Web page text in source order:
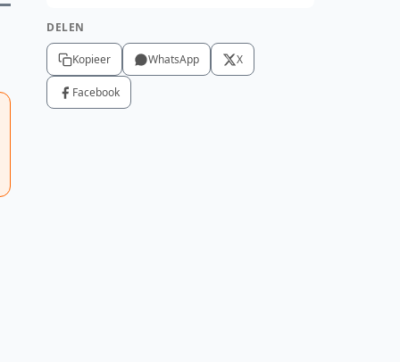
DELEN
Kopieer WhatsApp X
Facebook